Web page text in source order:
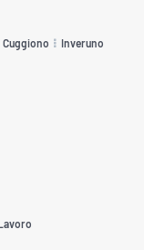
Cuggiono Inveruno